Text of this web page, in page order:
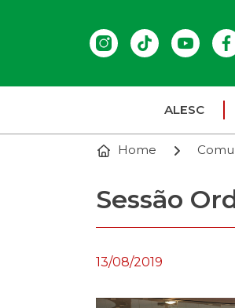
ALESC
Home
Sessão
13/08/2019